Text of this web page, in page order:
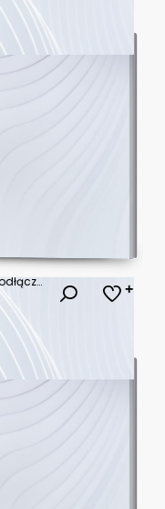
Nowoczesny samochód elektryczny podłączony do stacji ładowania na tle zielonej ściany.